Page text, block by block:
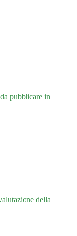
pubblicare in
della